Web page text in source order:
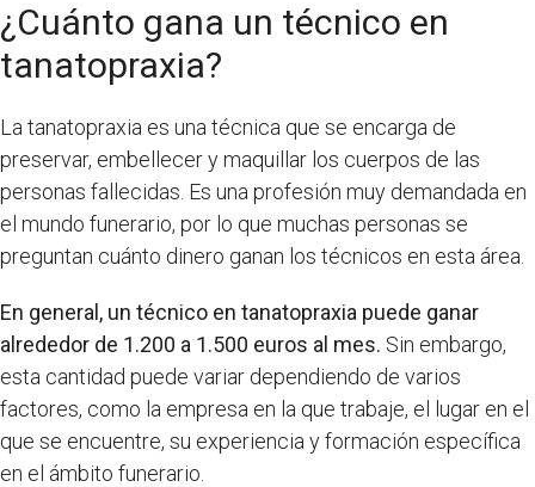
¿Cuánto gana un técnico en
tanatopraxia?
La tanatopraxia es una técnica que se encarga de
preservar, embellecer y maquillar los cuerpos de las
personas fallecidas. Es una profesión muy demandada en
el mundo funerario, por lo que muchas personas se
preguntan cuánto dinero ganan los técnicos en esta área.
En general, un técnico en tanatopraxia puede ganar
alrededor de 1.200 a 1.500 euros al mes. Sin embargo,
esta cantidad puede variar dependiendo de varios
factores, como la empresa en la que trabaje, el lugar en el
que se encuentre, su experiencia y formación específica
en el ámbito funerario.